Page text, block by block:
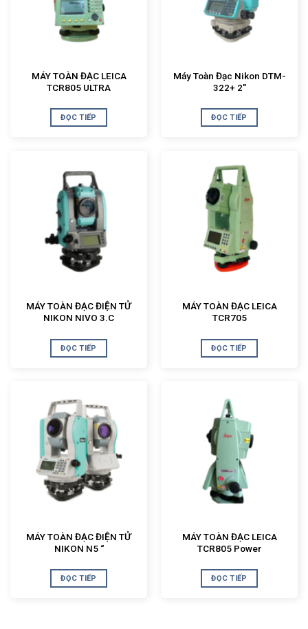
MÁY TOÀN ĐẠC LEICA
TCR805 ULTRA
ĐỌC TIẾP
Máy Toàn Đạc Nikon DTM-
322+ 2″
ĐỌC TIẾP
MÁY TOÀN ĐẠC ĐIỆN TỬ
NIKON NIVO 3.C
ĐỌC TIẾP
MÁY TOÀN ĐẠC LEICA
TCR705
ĐỌC TIẾP
MÁY TOÀN ĐẠC ĐIỆN TỬ
NIKON N5 “
ĐỌC TIẾP
MÁY TOÀN ĐẠC LEICA
TCR805 Power
ĐỌC TIẾP